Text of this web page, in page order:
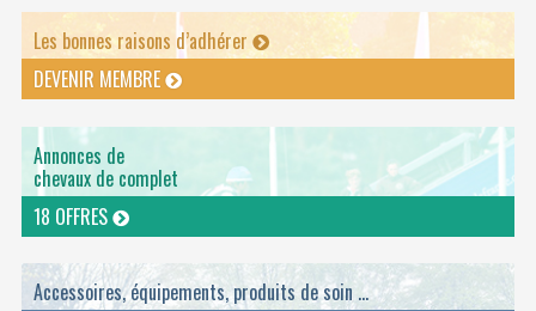
Les bonnes raisons d’adhérer
DEVENIR MEMBRE
Annonces de
chevaux de complet
18 OFFRES
Accessoires, équipements, produits de soin ...